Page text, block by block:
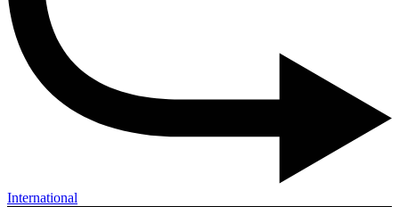
International